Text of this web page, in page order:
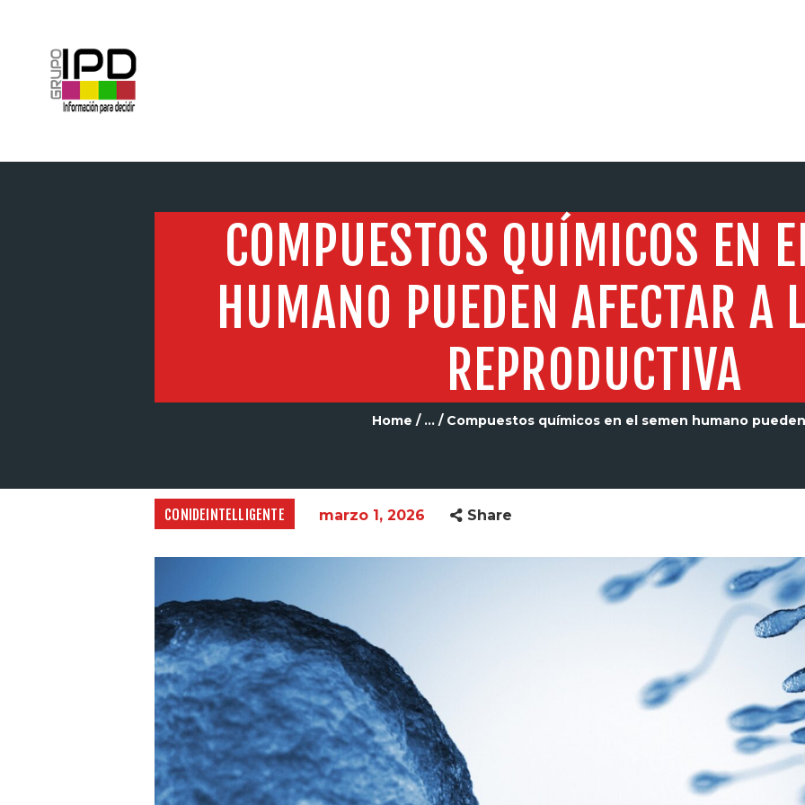
COMPUESTOS QUÍMICOS EN
HUMANO PUEDEN AFECTAR A
REPRODUCTIVA
Home ... Compuestos químicos en el semen humano
CONIDEINTELLIGENTE marzo 1, 2026 Share